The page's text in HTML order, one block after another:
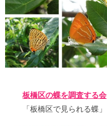
板橋区の蝶を調査する会
「板橋区で見られる蝶」